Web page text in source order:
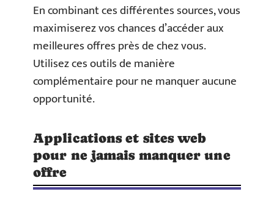
En combinant ces différentes sources, vous
maximiserez vos chances d’accéder aux
meilleures offres près de chez vous.
Utilisez ces outils de manière
complémentaire pour ne manquer aucune
opportunité.
Applications et sites web
pour ne jamais manquer une
offre